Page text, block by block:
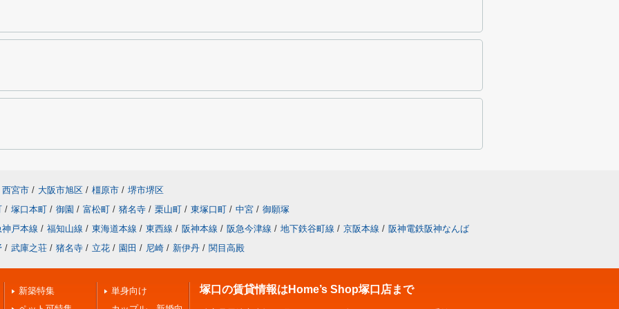
西宮市 / 大阪市旭区 / 橿原市 / 堺市堺区
/ 塚口本町 / 御園 / 富松町 / 猪名寺 / 栗山町 / 東塚口町 / 中宮 / 御願塚
神戸本線 / 福知山線 / 東海道本線 / 東西線 / 阪神本線 / 阪急今津線 / 地下鉄谷町線 / 京阪本線 / 阪神電鉄阪神なんば
/ 武庫之荘 / 猪名寺 / 立花 / 園田 / 尼崎 / 新伊丹 / 関目高殿
新築特集
単身向け
塚口の賃貸情報はHome’s Shop塚口店まで